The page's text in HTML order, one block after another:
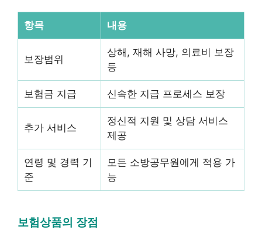
항목 내용
보장범위
상해, 재해 사망, 의료비 보장
등
보험금 지급 신속한 지급 프로세스 보장
추가 서비스
정신적 지원 및 상담 서비스
제공
연령 및 경력 기
준
모든 소방공무원에게 적용 가
능
보험상품의 장점